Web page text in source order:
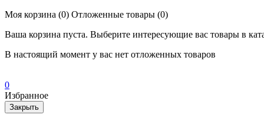
Моя корзина (0) Отложенные товары (0)
Ваша корзина пуста. Выберите интересующие вас товары в
В настоящий момент у вас нет отложенных товаров
0
Избранное
Закрыть